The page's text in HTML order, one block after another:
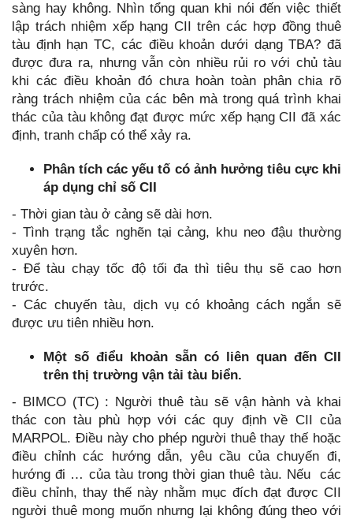
sàng hay không. Nhìn tổng quan khi nói đến việc thiết
lập trách nhiệm xếp hạng CII trên các hợp đồng thuê
tàu định hạn TC, các điều khoản dưới dạng TBA? đã
được đưa ra, nhưng vẫn còn nhiều rủi ro với chủ tàu
khi các điều khoản đó chưa hoàn toàn phân chia rõ
ràng trách nhiệm của các bên mà trong quá trình khai
thác của tàu không đạt được mức xếp hạng CII đã xác
định, tranh chấp có thể xảy ra.
Phân tích các yếu tố có ảnh hưởng tiêu cực khi
áp dụng chỉ số CII
- Thời gian tàu ở cảng sẽ dài hơn.
- Tình trạng tắc nghẽn tại cảng, khu neo đậu thường
xuyên hơn.
- Để tàu chạy tốc độ tối đa thì tiêu thụ sẽ cao hơn
trước.
- Các chuyến tàu, dịch vụ có khoảng cách ngắn sẽ
được ưu tiên nhiều hơn.
Một số điểu khoản sẵn có liên quan đến CII
trên thị trường vận tải tàu biển.
- BIMCO (TC) : Người thuê tàu sẽ vận hành và khai
thác con tàu phù hợp với các quy định về CII của
MARPOL. Điều này cho phép người thuê thay thế hoặc
điều chỉnh các hướng dẫn, yêu cầu của chuyến đi,
hướng đi … của tàu trong thời gian thuê tàu. Nếu các
điều chỉnh, thay thế này nhằm mục đích đạt được CII
người thuê mong muốn nhưng lại không đúng theo với